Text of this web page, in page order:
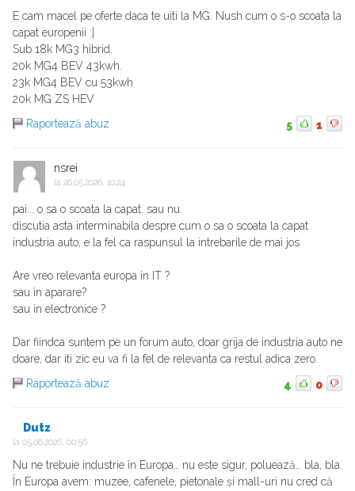
E cam macel pe oferte daca te uiti la MG. Nush cum o s-o scoata la
capat europenii :|
Sub 18k MG3 hibrid.
20k MG4 BEV 43kwh.
23k MG4 BEV cu 53kwh
20k MG ZS HEV
Raportează abuz
5 1
nsrei
la 26.05.2026, 10:24
pai... o sa o scoata la capat. sau nu.
discutia asta interminabila despre cum o sa o scoata la capat
industria auto, e la fel ca raspunsul la intrebarile de mai jos
Are vreo relevanta europa in IT ?
sau in aparare?
sau in electronice ?
Dar fiindca suntem pe un forum auto, doar grija de industria auto ne
doare, dar iti zic eu va fi la fel de relevanta ca restul adica zero.
Raportează abuz
4 0
Dutz
la 05.06.2026, 00:56
Nu ne trebuie industrie în Europa… nu este sigur, poluează… bla, bla.
În Europa avem: muzee, cafenele, pietonale și mall-uri nu cred că